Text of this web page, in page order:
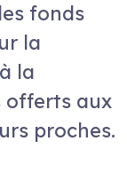
fonds
la
la
offerts aux
proches.